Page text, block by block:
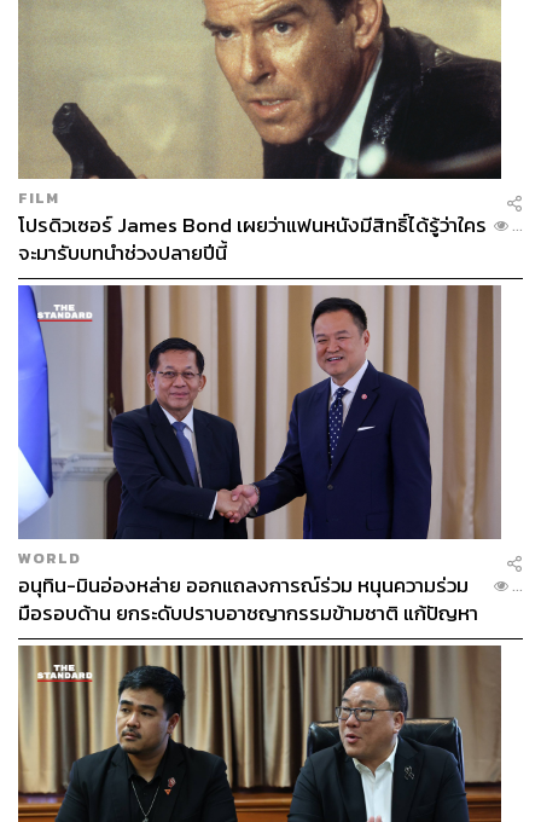
FILM
โปรดิวเซอร์ James Bond เผยว่าแฟนหนังมีสิทธิ์ได้รู้ว่าใคร
จะมารับบทนำช่วงปลายปีนี้
...
WORLD
อนุทิน-มินอ่องหล่าย ออกแถลงการณ์ร่วม หนุนความร่วม
มือรอบด้าน ยกระดับปราบอาชญากรรมข้ามชาติ แก้ปัญหา
หมอกควัน-มลพิษทางน้ำ
...